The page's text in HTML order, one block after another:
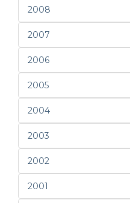
2008
2007
2006
2005
2004
2003
2002
2001